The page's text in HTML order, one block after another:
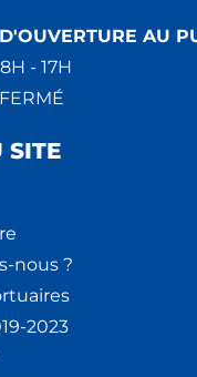
AU
- 17H
SITE
nous ?
2023